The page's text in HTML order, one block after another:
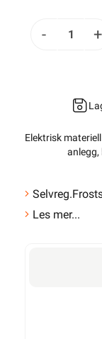
- +
Elektrisk
anlegg,
Les mer...